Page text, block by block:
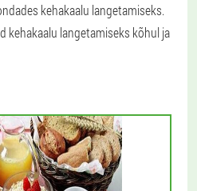
kehakaalu langetamiseks.
kehakaalu langetamiseks kõhul ja